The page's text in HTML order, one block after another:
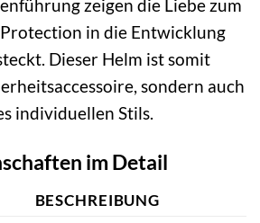
zeigen die Liebe zum
in die Entwicklung
Dieser Helm ist somit
sondern auch
individuellen Stils.
im Detail
BESCHREIBUNG